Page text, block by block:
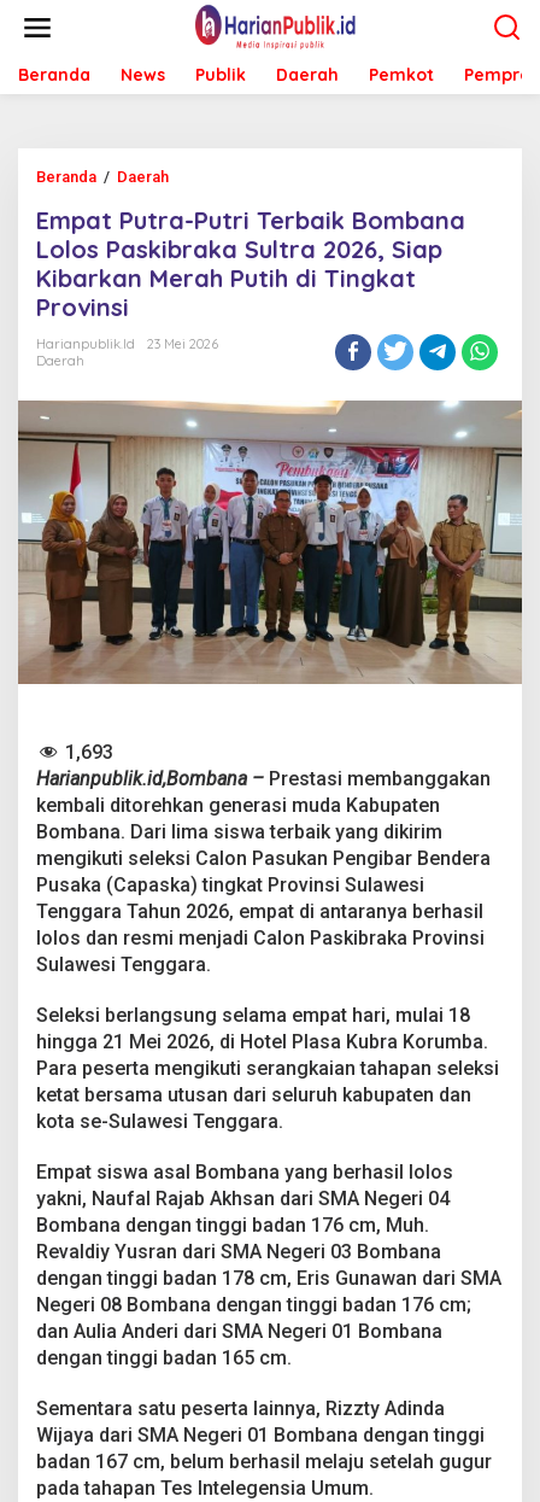
t
Beranda News Publik Daerah Pemkot Pemprov
Beranda / Daerah
p
a
t
P
r
u
t
r
i
T
e
a
i
k
n
a
L
o
o
s
P
a
s
i
b
r
a
a
u
l
t
a
2
0
2
6
i
a
p
K
Empat Putra-Putri Terbaik Bombana
Lolos Paskibraka Sultra 2026, Siap
Kibarkan Merah Putih di Tingkat
Provinsi
Harianpublik.id
23 Mei 2026
Daerah
1,693
Harianpublik.id,Bombana – Prestasi membanggakan
kembali ditorehkan generasi muda Kabupaten
Bombana. Dari lima siswa terbaik yang dikirim
mengikuti seleksi Calon Pasukan Pengibar Bendera
Pusaka (Capaska) tingkat Provinsi Sulawesi
Tenggara Tahun 2026, empat di antaranya berhasil
lolos dan resmi menjadi Calon Paskibraka Provinsi
Sulawesi Tenggara.
Seleksi berlangsung selama empat hari, mulai 18
hingga 21 Mei 2026, di Hotel Plasa Kubra Korumba.
Para peserta mengikuti serangkaian tahapan seleksi
ketat bersama utusan dari seluruh kabupaten dan
kota se-Sulawesi Tenggara.
Empat siswa asal Bombana yang berhasil lolos
yakni, Naufal Rajab Akhsan dari SMA Negeri 04
Bombana dengan tinggi badan 176 cm, Muh.
Revaldiy Yusran dari SMA Negeri 03 Bombana
dengan tinggi badan 178 cm, Eris Gunawan dari SMA
Negeri 08 Bombana dengan tinggi badan 176 cm;
dan Aulia Anderi dari SMA Negeri 01 Bombana
dengan tinggi badan 165 cm.
Sementara satu peserta lainnya, Rizzty Adinda
Wijaya dari SMA Negeri 01 Bombana dengan tinggi
badan 167 cm, belum berhasil melaju setelah gugur
pada tahapan Tes Intelegensia Umum.